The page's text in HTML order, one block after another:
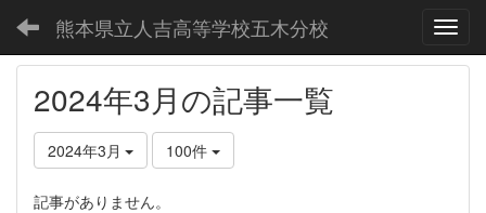
熊本県立人吉高等学校五木分校
2024年3月の記事一覧
2024年3月 100件
記事がありません。